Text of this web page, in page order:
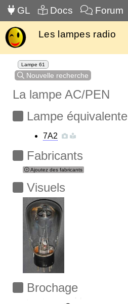
GL Docs Forum
Les lampes radio
Lampe 61
Nouvelle recherche
La lampe AC/PEN
Lampe équivalente
7A2
Fabricants
Ajoutez des fabricants
Visuels
Brochage